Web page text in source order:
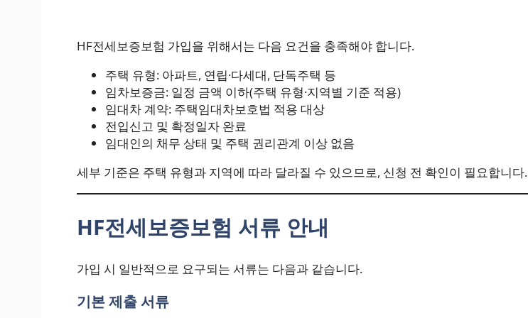
HF전세보증보험 가입을 위해서는 다음 요건을 충족해야 합니다.
주택 유형: 아파트, 연립·다세대, 단독주택 등
임차보증금: 일정 금액 이하(주택 유형·지역별 기준 적용)
임대차 계약: 주택임대차보호법 적용 대상
전입신고 및 확정일자 완료
임대인의 채무 상태 및 주택 권리관계 이상 없음
세부 기준은 주택 유형과 지역에 따라 달라질 수 있으므로, 신청 전 확인이 필요합니다.
HF전세보증보험 서류 안내
가입 시 일반적으로 요구되는 서류는 다음과 같습니다.
기본 제출 서류